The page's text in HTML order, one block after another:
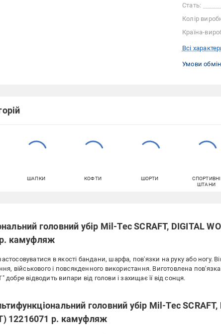
Стать:
Колір
Країна-
Всі
Умови
ШАПКИ КОФТИ ШОРТИ
СПОРТИВНІ
ШТАНИ
головний убір Mil-Tec SCRAFT, DIGITAL
р. камуфляж
в якості бандани, шарфа, пов'язки на руку або ногу.
військового і повсякденного використання. Виготовлена
добре відводить випари від голови і захищає її від сонця.
головний убір Mil-Tec SCRAFT,
12216071 р. камуфляж